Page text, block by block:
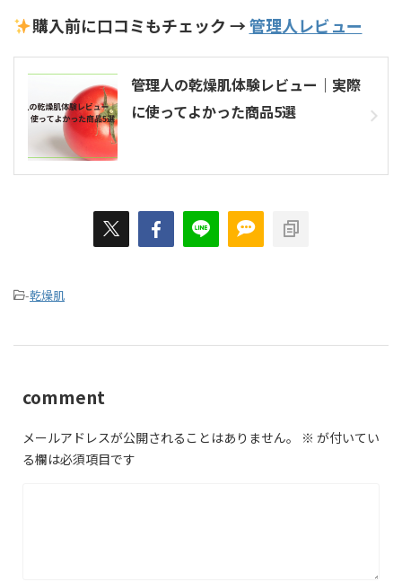
購入前に口コミもチェック →管理人レビュー
管理人の乾燥肌体験レビュー｜実際
に使ってよかった商品5選
-乾燥肌
comment
メールアドレスが公開されることはありません。 ※ が付いてい
る欄は必須項目です